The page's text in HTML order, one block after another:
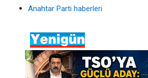
Anahtar Parti haberleri